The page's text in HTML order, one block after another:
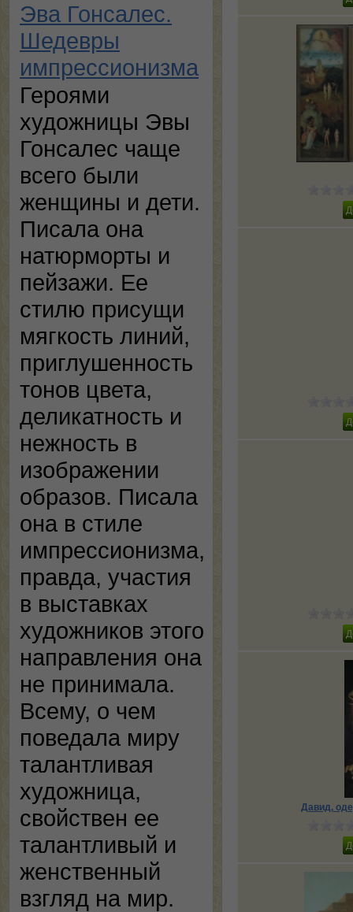
Эва Гонсалес.
Шедевры
импрессионизма
Героями
художницы Эвы
Гонсалес чаще
всего были
женщины и дети.
Писала она
натюрморты и
пейзажи. Ее
стилю присущи
мягкость линий,
приглушенность
тонов цвета,
деликатность и
нежность в
изображении
образов. Писала
она в стиле
импрессионизма,
правда, участия
в выставках
художников этого
направления она
не принимала.
Всему, о чем
поведала миру
талантливая
художница,
свойствен ее
талантливый и
женственный
взгляд на мир.
Давид,